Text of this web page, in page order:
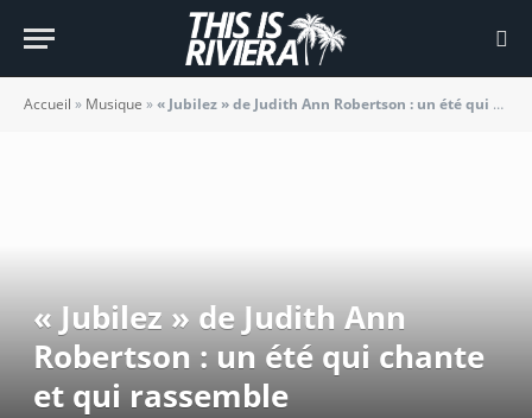
Accueil » Musique »« Jubilez » de Judith Ann Robertson : un été qui chante et qui rassemble
« Jubilez » de Judith Ann
Robertson : un été qui chante
et qui rassemble